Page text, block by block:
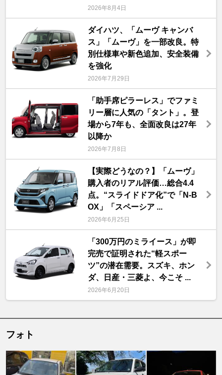
2026年8月4日
ダイハツ、「ムーヴ キャンバ
ス」「ムーヴ」を一部改良。特
別仕様車や新色追加、安全装備
を強化
2026年7月29日
「助手席ピラーレス」でファミ
リー層に人気の「タント」。登
場から7年も、全面改良は27年
以降か
2026年7月8日
【実際どうなの？】「ムーヴ」
購入者のリアル評価…総合4.4
点。“スライドドア化”で「N-B
OX」「スペーシア ...
2026年6月25日
「300万円のミライース」が即
完売で証明された“軽スポー
ツ”の潜在需要。スズキ、ホン
ダ、日産・三菱よ、今こそ ...
2026年6月20日
フォト